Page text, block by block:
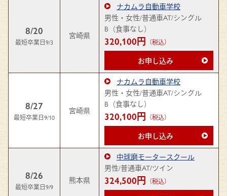
8/20
最短卒業日9/3
宮崎県
ナカムラ自動車学校
男性・女性/普通車AT/シングル
B（食事なし）
320,100円 （税込）
お申し込み
8/27
最短卒業日9/10
宮崎県
ナカムラ自動車学校
男性・女性/普通車AT/シングル
B（食事なし）
320,100円 （税込）
お申し込み
8/26
最短卒業日9/9
熊本県
中球磨モータースクール
男性/普通車AT/ツイン
324,500円 （税込）